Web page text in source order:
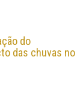
do
das chuvas no